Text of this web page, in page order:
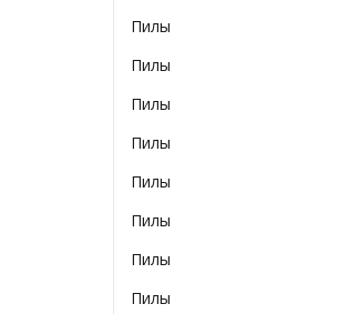
Пилы
Пилы
Пилы
Пилы
Пилы
Пилы
Пилы
Пилы